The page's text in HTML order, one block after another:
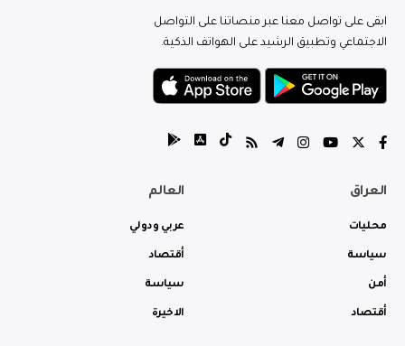
ابقى على تواصل معنا عبر منصاتنا على التواصل
الاجتماعي وتطبيق الرشيد على الهواتف الذكية.
العراق
محليات
سياسة
أمن
أقتصاد
العالم
عربي ودولي
أقتصاد
سياسة
الاخيرة